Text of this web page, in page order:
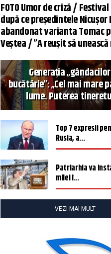
FOTO Umor de criză /
după ce președintele Nicușor
abandonat varianta Tomac
Veștea / ”A reușit să
Generația
bucătărie”: „Cel mai mare
lume. Puterea
Top 7 expresii
Rusia, a...
Patriarhia va
milei î...
VEZI MAI MULT